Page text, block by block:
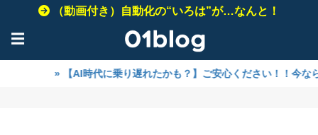
（動画付き）自動化の“いろは”が…なんと！
☰
» 【AI時代に乗り遅れたかも？】ご安心ください！！今なら、まだ